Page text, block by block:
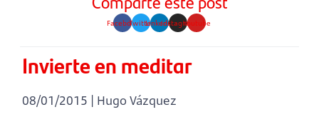
FacebookTwitterLinkedinInstagramYoutube
Invierte en meditar
08/01/2015 | Hugo Vázquez